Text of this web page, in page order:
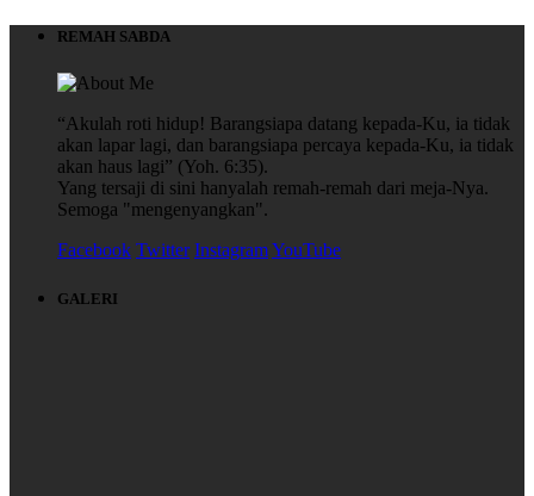
REMAH SABDA
“Akulah roti hidup! Barangsiapa datang kepada-Ku, ia tidak
akan lapar lagi, dan barangsiapa percaya kepada-Ku, ia tidak
akan haus lagi” (Yoh. 6:35).
Yang tersaji di sini hanyalah remah-remah dari meja-Nya.
Semoga "mengenyangkan".
Facebook Twitter InstagramYouTube
GALERI